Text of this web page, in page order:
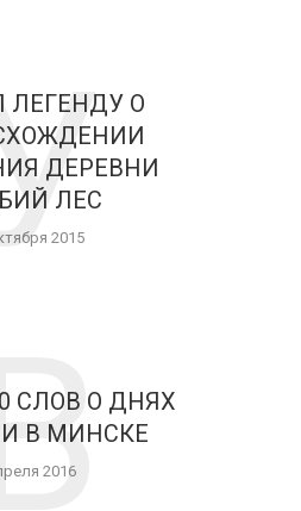
ЛЕГЕНДУ О
ДЕРЕВНИ
ЛЕС
2015
СЛОВ О ДНЯХ
В МИНСКЕ
2016